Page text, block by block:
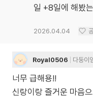
일 +8일에 해봤
2026.04.04
Royal0506 다둥이
너무 급해용!!
신랑이랑 즐거운 마음